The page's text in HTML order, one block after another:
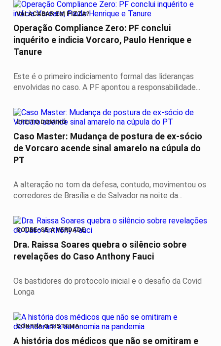
VAI ACABAR EM PIZZA?
Operação Compliance Zero: PF conclui
inquérito e indicia Vorcaro, Paulo Henrique e
Tanure
Este é o primeiro indiciamento formal das lideranças
envolvidas no caso. A PF apontou a responsabilidade...
EFEITO DOMINÓ
Caso Master: Mudança de postura de ex-sócio
de Vorcaro acende sinal amarelo na cúpula do
PT
A alteração no tom da defesa, contudo, movimentou os
corredores de Brasília e de Salvador na noite da...
SOUBE-SE A VERDADE
Dra. Raissa Soares quebra o silêncio sobre
revelações do Caso Anthony Fauci
Os bastidores do protocolo inicial e o desafio da Covid
Longa
CONTRA O SISTEMA
A história dos médicos que não se omitiram e